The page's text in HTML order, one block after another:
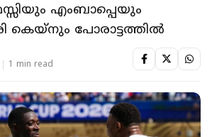
എംബാപ്പെയും
കെയ്‌നും പോരാട്ടത്തില്‍
1 min read